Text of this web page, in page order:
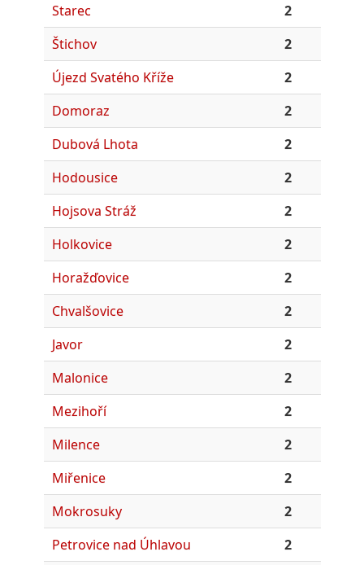
Starec
2
Štichov
2
Újezd Svatého Kříže
2
Domoraz
2
Dubová Lhota
2
Hodousice
2
Hojsova Stráž
2
Holkovice
2
Horažďovice
2
Chvalšovice
2
Javor
2
Malonice
2
Mezihoří
2
Milence
2
Miřenice
2
Mokrosuky
2
Petrovice nad Úhlavou
2